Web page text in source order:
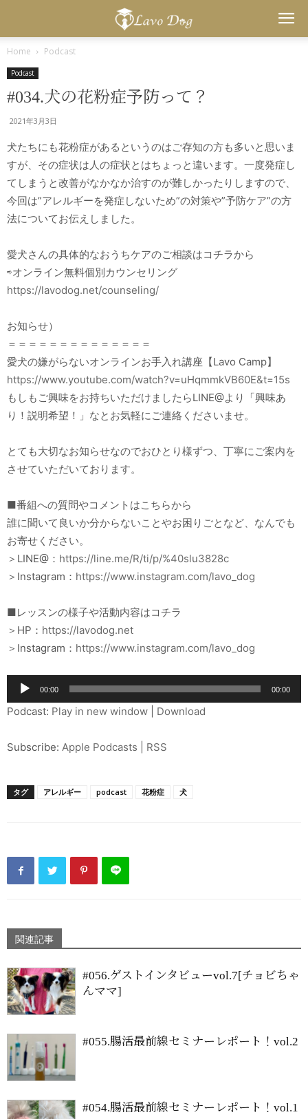
Dog
Home Podcast
Podcast
#034.犬の花粉症予防って？
2021年3月3日
犬たちにも花粉症があるというのはご存知の方も多いと思いま
すが、その症状は人の症状とはちょっと違います。一度発症し
てしまうと改善がなかなか治すのが難しかったりしますので、
今回は”アレルギーを発症しないため”の対策や”予防ケア”の方
法についてお伝えしました。
愛犬さんの具体的なおうちケアのご相談はコチラから
⇨オンライン無料個別カウンセリング
https://lavodog.net/counseling/
お知らせ）
＝＝＝＝＝＝＝＝＝＝＝＝＝＝
愛犬の嫌がらないオンラインお手入れ講座【Lavo Camp】
https://www.youtube.com/watch?v=uHqmmkVB60E&t=15s
もしもご興味をお持ちいただけましたらLINE@より「興味あ
り！説明希望！」なとお気軽にご連絡くださいませ。
とても大切なお知らせなのでおひとり様ずつ、丁寧にご案内を
させていただいております。
■番組への質問やコメントはこちらから
誰に聞いて良いか分からないことやお困りごとなど、なんでも
お寄せください。
＞LINE@： https://line.me/R/ti/p/%40slu3828c
＞Instagram： https://www.instagram.com/lavo_dog
■レッスンの様子や活動内容はコチラ
＞HP： https://lavodog.net
＞Instagram： https://www.instagram.com/lavo_dog
声
プ
ー
ー
00:00 00:00
Podcast: Play in new window Download
Subscribe: Apple Podcasts RSS
タグ アレルギー podcast 花粉症 犬
関連記事
#056.ゲストインタビューvol.7[チョビちゃ
んママ]
#055.腸活最前線セミナーレポート！vol.2
#054.腸活最前線セミナーレポート！vol.1